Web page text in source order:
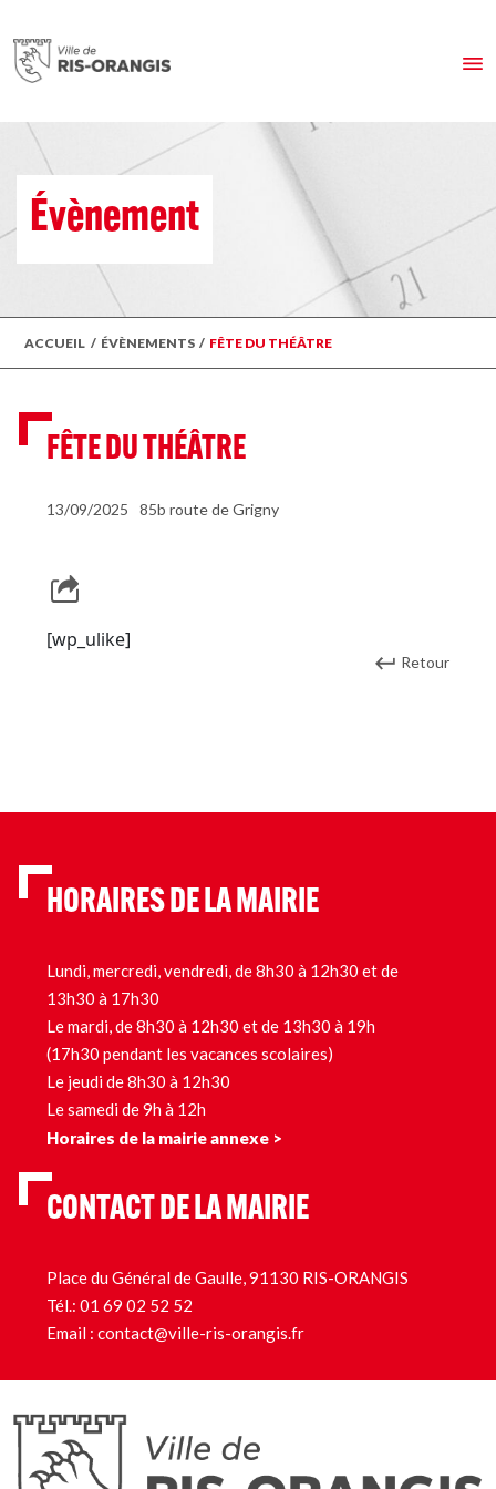
Évènement
ACCUEIL / ÉVÈNEMENTS / FÊTE DU THÉÂTRE
FÊTE DU THÉÂTRE
13/09/2025 85b route de Grigny
[wp_ulike]
Retour
HORAIRES DE LA MAIRIE
Lundi, mercredi, vendredi, de 8h30 à 12h30 et de
13h30 à 17h30
Le mardi, de 8h30 à 12h30 et de 13h30 à 19h
(17h30 pendant les vacances scolaires)
Le jeudi de 8h30 à 12h30
Le samedi de 9h à 12h
Horaires de la mairie annexe >
CONTACT DE LA MAIRIE
Place du Général de Gaulle, 91130 RIS-ORANGIS
Tél.: 01 69 02 52 52
Email : contact@ville-ris-orangis.fr